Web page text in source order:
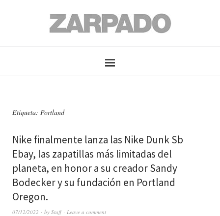
Etiqueta: Portland
Nike finalmente lanza las Nike Dunk Sb
Ebay, las zapatillas más limitadas del
planeta, en honor a su creador Sandy
Bodecker y su fundación en Portland
Oregon.
07/12/2022 by Staff Leave a comment